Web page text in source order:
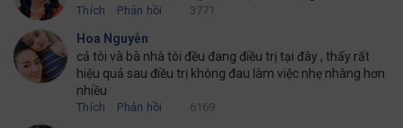
Thích Phản hồi 3771
Hoa Nguyễn
cả tôi và bà nhà tôi đều đang điều trị tại đây , thấy rất
hiệu quả sau điều trị không đau làm việc nhẹ nhàng hơn
nhiều
Thích Phản hồi 6169